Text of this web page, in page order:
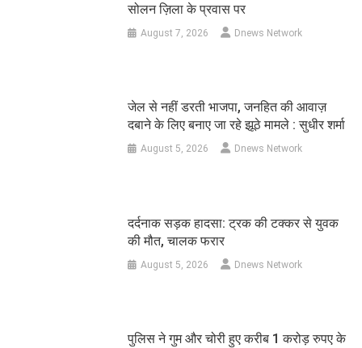
सोलन ज़िला के प्रवास पर
August 7, 2026 Dnews Network
जेल से नहीं डरती भाजपा, जनहित की आवाज़
दबाने के लिए बनाए जा रहे झूठे मामले : सुधीर शर्मा
August 5, 2026 Dnews Network
दर्दनाक सड़क हादसा: ट्रक की टक्कर से युवक
की मौत, चालक फरार
August 5, 2026 Dnews Network
पुलिस ने गुम और चोरी हुए करीब 1 करोड़ रुपए के